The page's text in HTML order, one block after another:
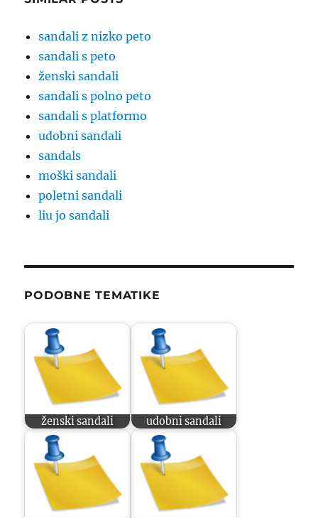
sandali z nizko peto
sandali s peto
ženski sandali
sandali s polno peto
sandali s platformo
udobni sandali
sandals
moški sandali
poletni sandali
liu jo sandali
PODOBNE TEMATIKE
ženski sandali udobni sandali